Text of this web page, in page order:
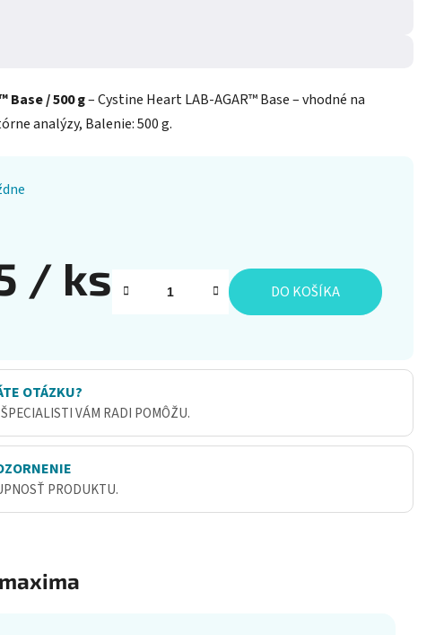
Base / 500 g– Cystine Heart LAB-AGAR™ Base – vhodné na
analýzy, Balenie: 500 g.
/ ks DO KOŠÍKA
OTÁZKU?
VÁM RADI POMÔŽU.
PRODUKTU.